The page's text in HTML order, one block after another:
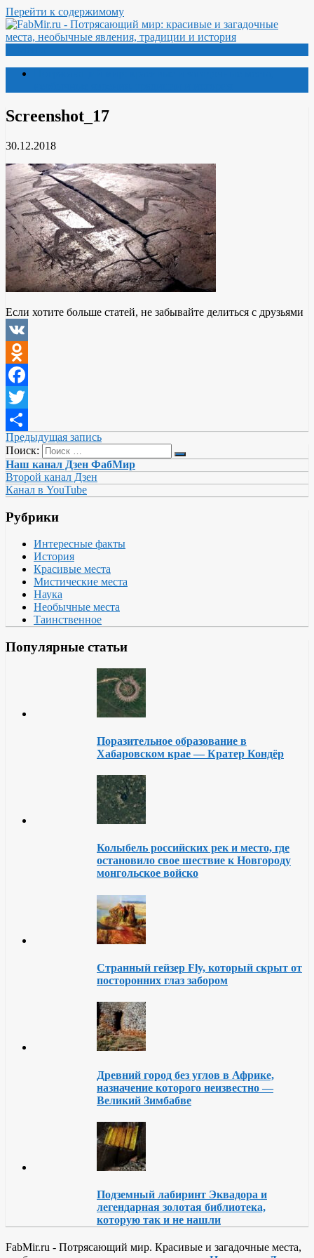
Перейти к содержимому
Screenshot_17
30.12.2018
Если хотите больше статей, не забывайте делиться с друзьями
VK
Odnoklassniki
Facebook
Twitter
Отправить
Предыдущая запись
Поиск:
Наш канал Дзен ФабМир
Второй канал Дзен
Канал в YouTube
Рубрики
Интересные факты
История
Красивые места
Мистические места
Наука
Необычные места
Таинственное
Популярные статьи
Поразительное образование в
Хабаровском крае — Кратер Кондёр
Колыбель российских рек и место, где
остановило свое шествие к Новгороду
монгольское войско
Странный гейзер Fly, который скрыт от
посторонних глаз забором
Древний город без углов в Африке,
назначение которого неизвестно —
Великий Зимбабве
Подземный лабиринт Эквадора и
легендарная золотая библиотека,
которую так и не нашли
FabMir.ru - Потрясающий мир. Красивые и загадочные места,